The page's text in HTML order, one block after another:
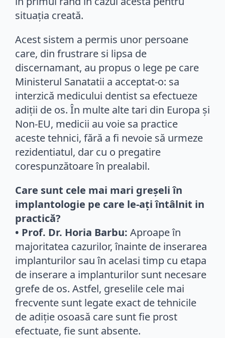
situația creată.
Acest sistem a permis unor persoane
care, din frustrare si lipsa de
discernamant, au propus o lege pe care
Ministerul Sanatatii a acceptat-o: sa
interzică medicului dentist sa efectueze
adiții de os. În multe alte tari din Europa și
Non-EU, medicii au voie sa practice
aceste tehnici, fără a fi nevoie să urmeze
rezidentiatul, dar cu o pregatire
corespunzătoare în prealabil.
Care sunt cele mai mari greșeli în
implantologie pe care le-ați întâlnit in
practică?
• Prof. Dr. Horia Barbu: Aproape în
majoritatea cazurilor, înainte de inserarea
implanturilor sau în acelasi timp cu etapa
de inserare a implanturilor sunt necesare
grefe de os. Astfel, greselile cele mai
frecvente sunt legate exact de tehnicile
de adiție osoasă care sunt fie prost
efectuate, fie sunt absente.